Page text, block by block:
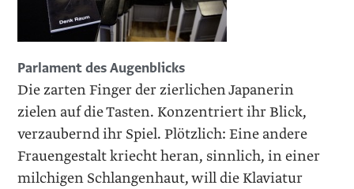
Parlament des Augenblicks
Die zarten Finger der zierlichen Japanerin
zielen auf die Tasten. Konzentriert ihr Blick,
verzaubernd ihr Spiel. Plötzlich: Eine andere
Frauengestalt kriecht heran, sinnlich, in einer
milchigen Schlangenhaut, will die Klaviatur